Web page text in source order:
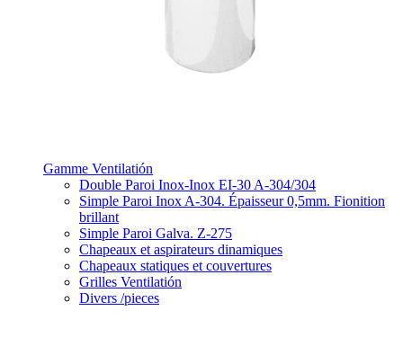
Gamme Ventilatión
Double Paroi Inox-Inox EI-30 A-304/304
Simple Paroi Inox A-304. Épaisseur 0,5mm. Fionition
brillant
Simple Paroi Galva. Z-275
Chapeaux et aspirateurs dinamiques
Chapeaux statiques et couvertures
Grilles Ventilatión
Divers /pieces